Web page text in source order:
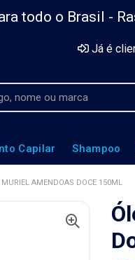
todo o Brasil -
Já é
Capilar Shampoo
MURIEL AMENDOAS DOCE 150ML